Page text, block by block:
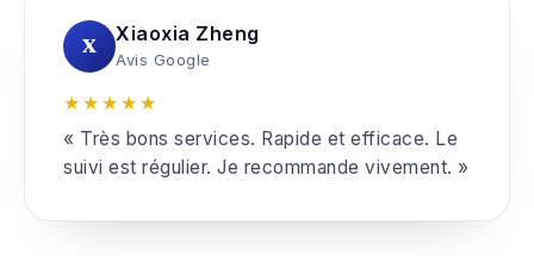
X Xiaoxia Zheng
Avis Google
★★★★★
« Très bons services. Rapide et efficace. Le
suivi est régulier. Je recommande vivement. »